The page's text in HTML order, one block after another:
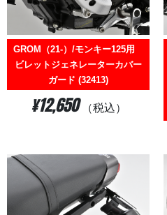
GROM（21-）/モンキー125用
ビレットジェネレーターカバー
ガード (32413)
¥12,650 （税込）